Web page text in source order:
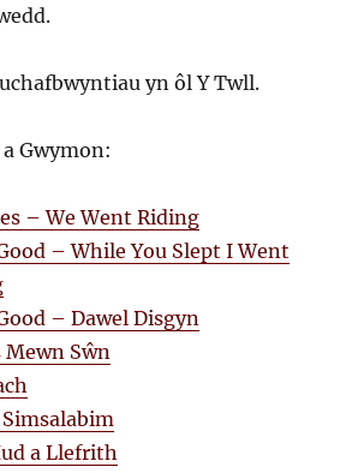
yn ôl Y Twll.
a Gwymon:
– We Went Riding
– While You Slept I Went
– Dawel Disgyn
Mewn Sŵn
a Llefrith